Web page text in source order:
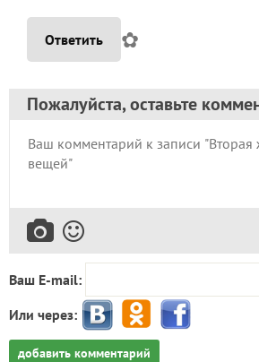
Ответить ✿
Пожалуйста, оставьте
Ваш E-mail:
Или через:
добавить комментарий